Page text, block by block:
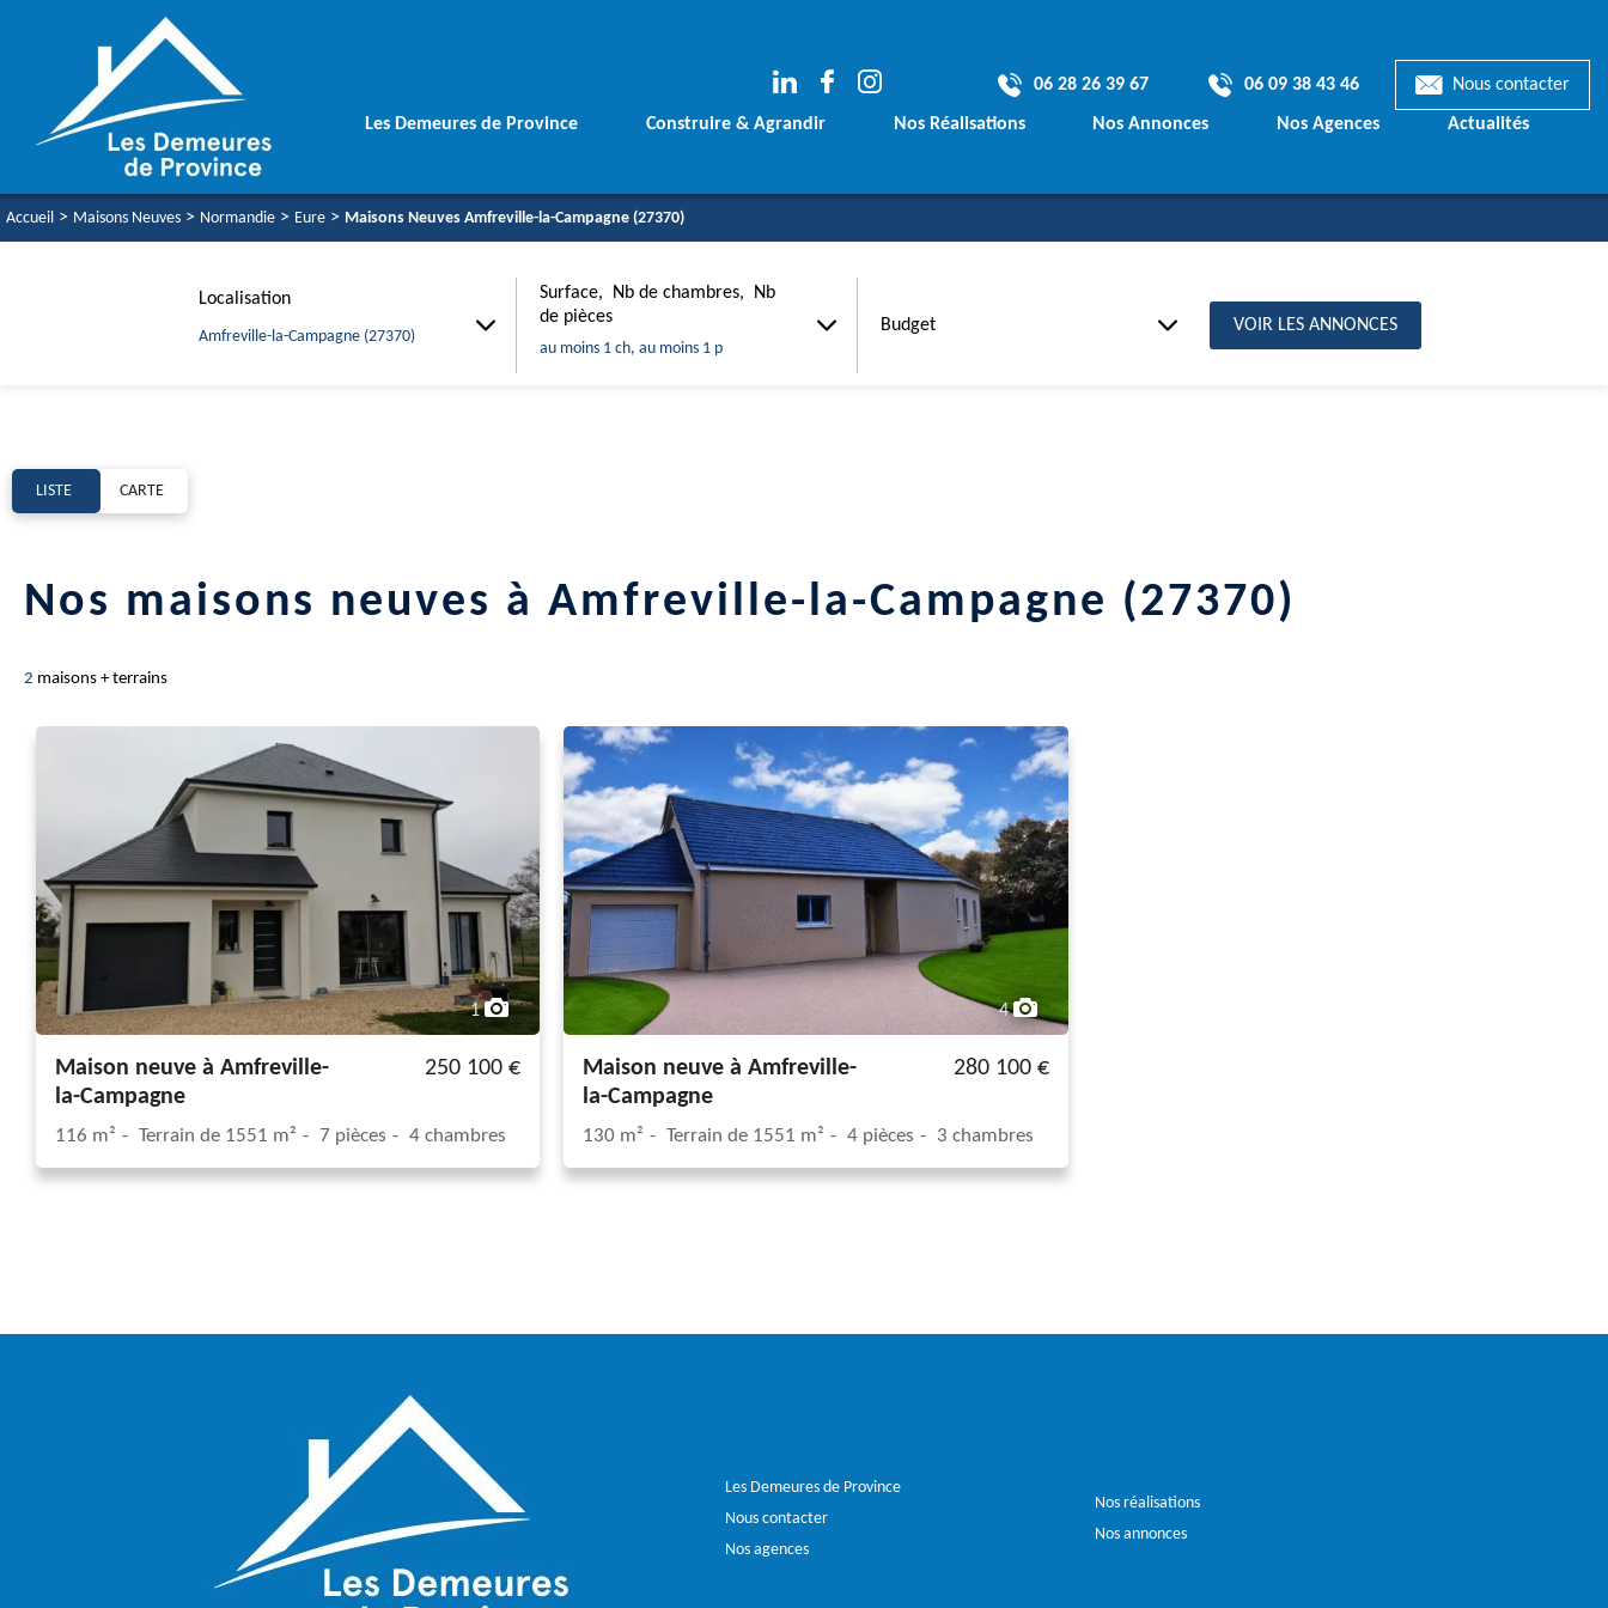
06 28 26 39 67 06 09 38 43 46 Nous contacter
Les Demeures de Province
Une équipe soudée
Votre Maison Autrement
Construire & Agrandir
Votre Terrain
Votre Financement
Vos plans sur mesure
Votre Agrandissement de Maison
Nos Réalisations
Les avants Projets
Les Maisons Contemporaines
Nos Annonces
Terrains & Maisons
Terrains à bâtir
Nos Agences Actualités
Accueil > Maisons Neuves > Normandie > Eure > Maisons Neuves Amfreville-la-Campagne (27370)
Localisation
Amfreville-la-Campagne (27370)
Surface, Nb de chambres, Nb
de pièces
au moins 1 ch, au moins 1 p
Budget
Budget
VOIR LES ANNONCES
LISTE CARTE
Nos maisons neuves à Amfreville-la-Campagne (27370)
2 maisons + terrains
1
Maison neuve à Amfreville-
la-Campagne
250 100 €
116 m² Terrain de 1551 m² 7 pièces 4 chambres
4
Maison neuve à Amfreville-
la-Campagne
280 100 €
130 m² Terrain de 1551 m² 4 pièces 3 chambres
Les Demeures de Province
Nous contacter
Nos agences
Nos réalisations
Nos annonces